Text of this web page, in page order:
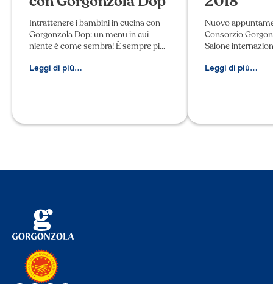
Intrattenere i bambini in cucina con
Gorgonzola Dop: un menu in cui
niente è come sembra! È sempre più
le mani in pasta per cucinare piatti
Leggi di più…
Nuovo
Consorzio
Salone
Fiera di Parma dal
Leggi di più…